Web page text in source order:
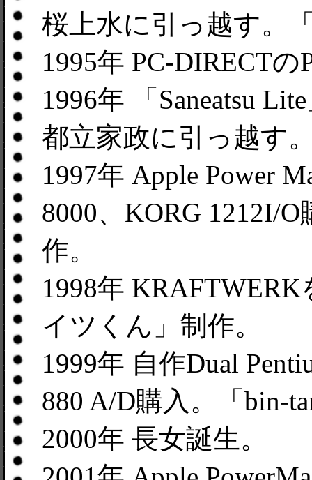
桜上水に引っ越す。
1995年 PC-DIRECT
1996年 「Saneatsu
都立家政に引っ越す
1997年 Apple Power
8000、KORG 1212I/
作。
1998年
イツくん」制作。
1999年 自作Dual
880 A/D購入。「bin-
2000年 長女誕生。